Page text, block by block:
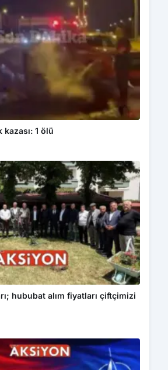
1 ölü
hububat alım fiyatları çiftçimizi